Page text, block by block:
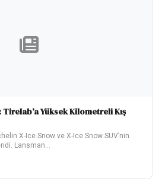
Yüksek Kilometreli Kış
X-Ice Snow ve X-Ice Snow SUV’nin
Lansman…